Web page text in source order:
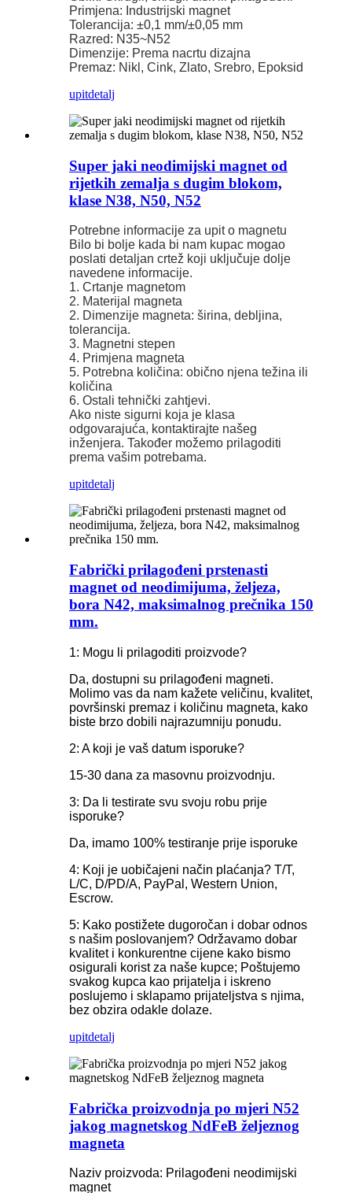
Primjena: Industrijski magnet
Tolerancija: ±0,1 mm/±0,05 mm
Razred: N35~N52
Dimenzije: Prema nacrtu dizajna
Premaz: Nikl, Cink, Zlato, Srebro, Epoksid
upitdetalj
Super jaki neodimijski magnet od
rijetkih zemalja s dugim blokom,
klase N38, N50, N52
Potrebne informacije za upit o magnetu
Bilo bi bolje kada bi nam kupac mogao
poslati detaljan crtež koji uključuje dolje
navedene informacije.
1. Crtanje magnetom
2. Materijal magneta
2. Dimenzije magneta: širina, debljina,
tolerancija.
3. Magnetni stepen
4. Primjena magneta
5. Potrebna količina: obično njena težina ili
količina
6. Ostali tehnički zahtjevi.
Ako niste sigurni koja je klasa
odgovarajuća, kontaktirajte našeg
inženjera. Također možemo prilagoditi
prema vašim potrebama.
upitdetalj
Fabrički prilagođeni prstenasti
magnet od neodimijuma, željeza,
bora N42, maksimalnog prečnika 150
mm.
1: Mogu li prilagoditi proizvode?
Da, dostupni su prilagođeni magneti.
Molimo vas da nam kažete veličinu, kvalitet,
površinski premaz i količinu magneta, kako
biste brzo dobili najrazumniju ponudu.
2: A koji je vaš datum isporuke?
15-30 dana za masovnu proizvodnju.
3: Da li testirate svu svoju robu prije
isporuke?
Da, imamo 100% testiranje prije isporuke
4: Koji je uobičajeni način plaćanja? T/T,
L/C, D/PD/A, PayPal, Western Union,
Escrow.
5: Kako postižete dugoročan i dobar odnos
s našim poslovanjem? Održavamo dobar
kvalitet i konkurentne cijene kako bismo
osigurali korist za naše kupce; Poštujemo
svakog kupca kao prijatelja i iskreno
poslujemo i sklapamo prijateljstva s njima,
bez obzira odakle dolaze.
upitdetalj
Fabrička proizvodnja po mjeri N52
jakog magnetskog NdFeB željeznog
magneta
Naziv proizvoda: Prilagođeni neodimijski
magnet